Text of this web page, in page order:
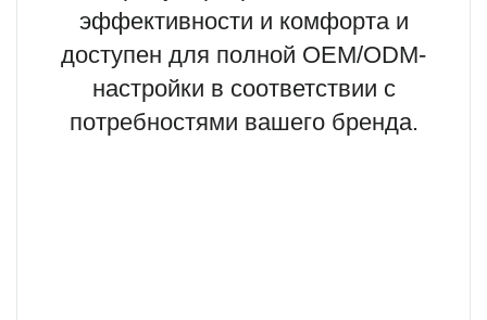
эффективности и комфорта и
доступен для полной OEM/ODM-
настройки в соответствии с
потребностями вашего бренда.